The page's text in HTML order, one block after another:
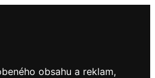
obsahu a reklam,